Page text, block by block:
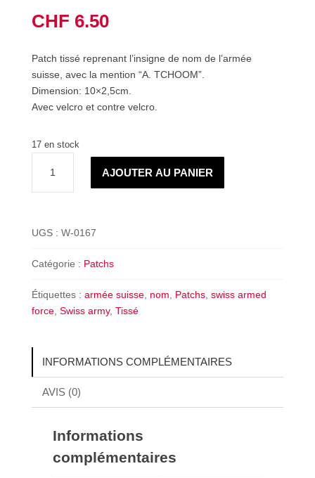
CHF 6.50
Patch tissé reprenant l’insigne de nom de l’armée
suisse, avec la mention “A. TCHOOM”.
Dimension: 10×2,5cm.
Avec velcro et contre velcro.
17 en stock
Patch
Armée
Suisse
–
AJOUTER AU PANIER
UGS : W-0167
Catégorie : Patchs
Étiquettes : armée suisse, nom Patchs, swiss armed
force, Swiss army, Tissé
INFORMATIONS COMPLÉMENTAIRES
AVIS (0)
Informations
complémentaires